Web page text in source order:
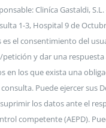
Cliníca Gastaldi, S.L.
1-3, Hospital 9 de
el consentimiento del
y dar una
en los que exista una
Puede ejercer sus
los datos ante el
competente (AEPD).